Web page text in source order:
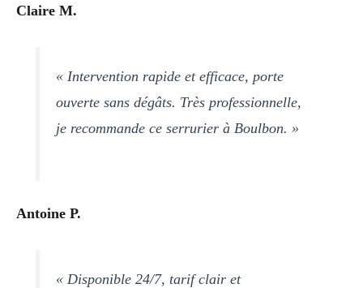
Claire M.
« Intervention rapide et efficace, porte
ouverte sans dégâts. Très professionnelle,
je recommande ce serrurier à Boulbon. »
Antoine P.
« Disponible 24/7, tarif clair et